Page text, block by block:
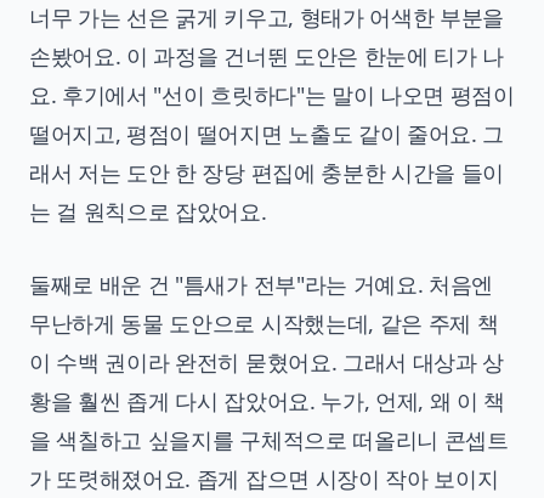
너무 가는 선은 굵게 키우고, 형태가 어색한 부분을
손봤어요. 이 과정을 건너뛴 도안은 한눈에 티가 나
요. 후기에서 "선이 흐릿하다"는 말이 나오면 평점이
떨어지고, 평점이 떨어지면 노출도 같이 줄어요. 그
래서 저는 도안 한 장당 편집에 충분한 시간을 들이
는 걸 원칙으로 잡았어요.
둘째로 배운 건 "틈새가 전부"라는 거예요. 처음엔
무난하게 동물 도안으로 시작했는데, 같은 주제 책
이 수백 권이라 완전히 묻혔어요. 그래서 대상과 상
황을 훨씬 좁게 다시 잡았어요. 누가, 언제, 왜 이 책
을 색칠하고 싶을지를 구체적으로 떠올리니 콘셉트
가 또렷해졌어요. 좁게 잡으면 시장이 작아 보이지